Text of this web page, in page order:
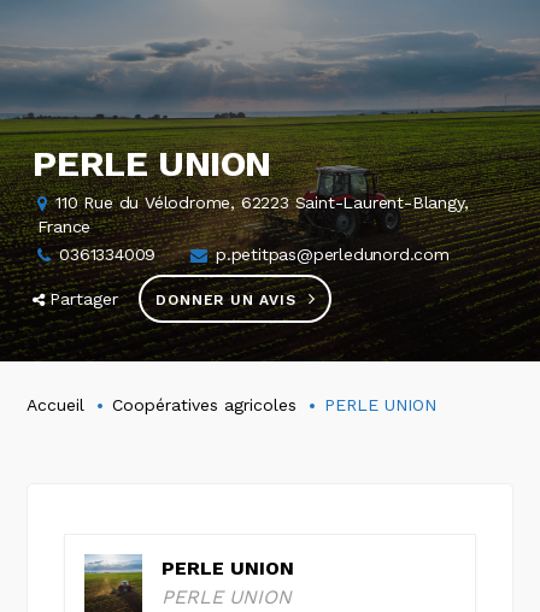
PERLE UNION
110 Rue du Vélodrome, 62223 Saint-Laurent-Blangy,
France
0361334009
p.petitpas@perledunord.com
Partager DONNER UN AVIS
Accueil Coopératives agricoles PERLE UNION
PERLE UNION
PERLE UNION